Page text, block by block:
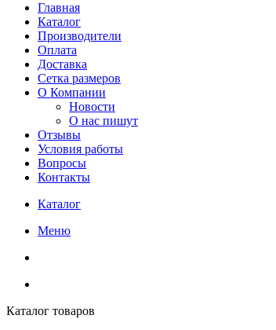
Главная
Каталог
Производители
Оплата
Доставка
Сетка размеров
О Компании
Новости
О нас пишут
Отзывы
Условия работы
Вопросы
Контакты
Каталог
Меню
Каталог товаров